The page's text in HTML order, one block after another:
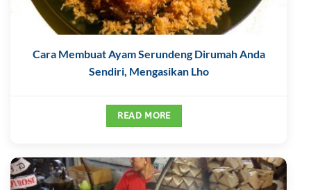
Cara Membuat Ayam Serundeng Dirumah Anda
Sendiri, Mengasikan Lho
READ MORE